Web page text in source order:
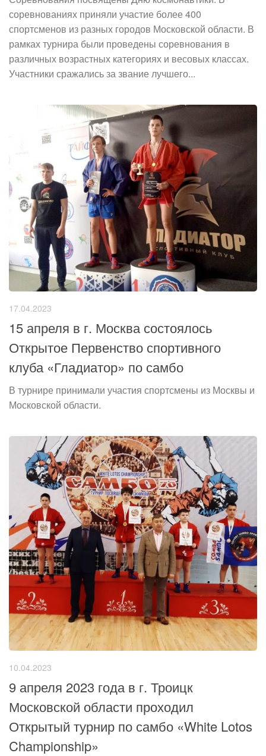
соревнованиях приняли участие более 400
спортсменов из разных городов Московской области. В
рамках турнира были проведены соревнования в
различных возрастных категориях и весовых классах.
Участники сражались за звание лучшего...
17.04.2023
15 апреля в г. Москва состоялось
Открытое Первенство спортивного
клуба «Гладиатор» по самбо
В турнире принимали участия спортсмены из Москвы и
Московской области.
10.04.2023
9 апреля 2023 года в г. Троицк
Московской области проходил
Открытый турнир по самбо «White Lotos
Championship»